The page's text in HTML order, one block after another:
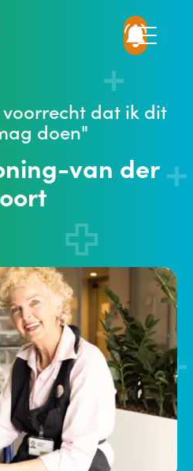
dat ik dit
doen"
van der